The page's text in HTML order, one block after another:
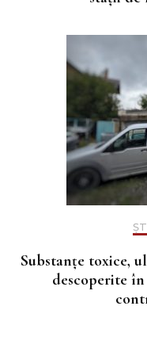
Substanțe toxice,
descoperite